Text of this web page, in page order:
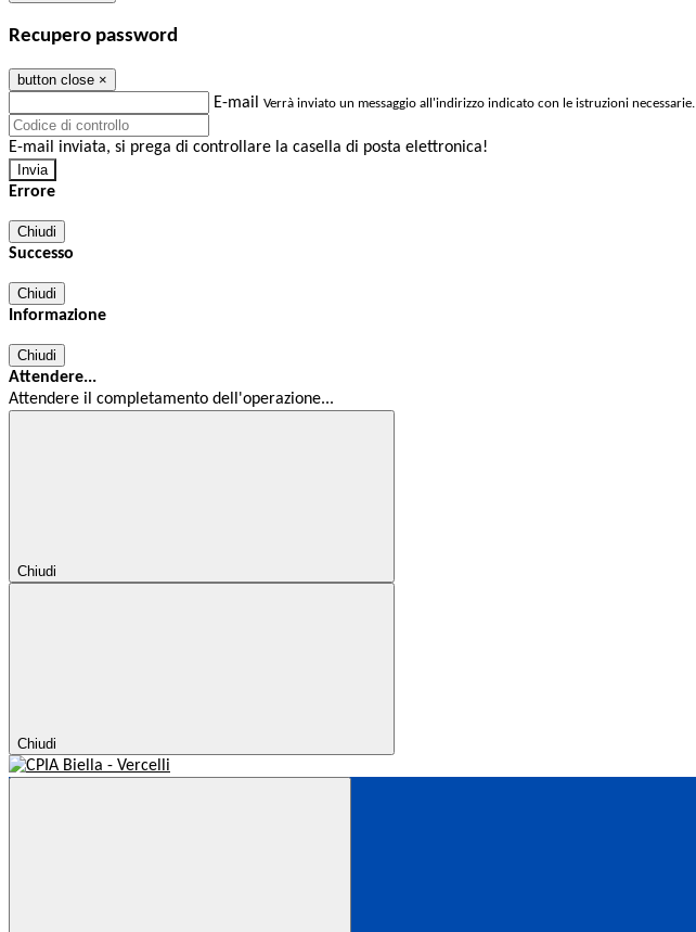
Recupero password
button close ×
E-mail Verrà inviato un messaggio all'indirizzo indicato con le istruzioni necessarie.
E-mail inviata, si prega di controllare la casella di posta elettronica!
Errore
Chiudi
Successo
Chiudi
Informazione
Chiudi
Attendere...
Attendere il completamento dell'operazione...
Chiudi
Chiudi